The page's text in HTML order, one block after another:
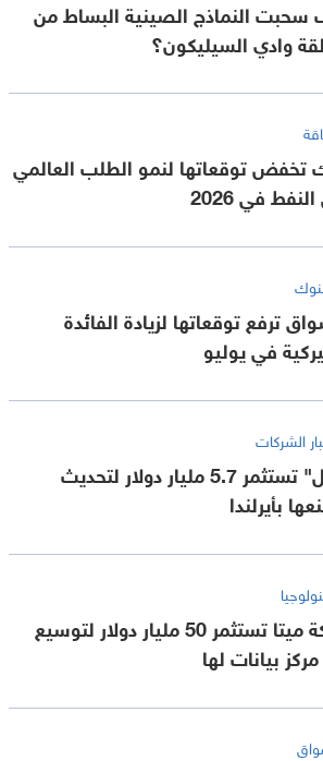
سحبت النماذج الصينية البساط من
وادي السيليكون؟
تخفض توقعاتها لنمو الطلب العالمي
في 2026
ترفع توقعاتها لزيادة الفائدة
في يوليو
الشركات
"إنتل" تستثمر 5.7 مليار دولار لتحديث
بأيرلندا
شركة ميتا تستثمر 50 مليار دولار لتوسيع
مركز بيانات لها